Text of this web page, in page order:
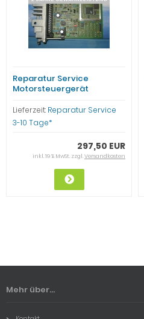
Reparatur Service
Motorsteuergerät
348877AA VW T4 BUS AAC
2,0l
Lieferzeit: Reparatur Service
3-10 Tage*
297,50 EUR
inkl. 19 % MwSt. zzgl.Versandkosten
Mehr über...